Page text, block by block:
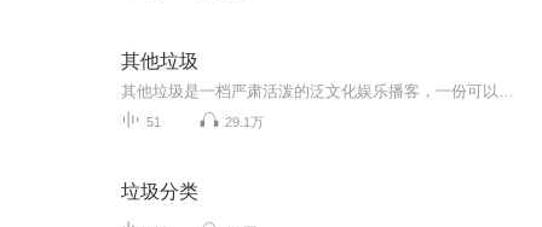
其他垃圾
51 29.1万
垃圾分类